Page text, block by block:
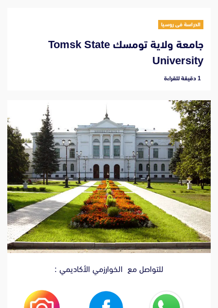
الدراسة فى روسيا
جامعة ولاية تومسك Tomsk State
University
‫1 دقيقة للقراءة
للتواصل مع الخوارزمي الأكاديمي :